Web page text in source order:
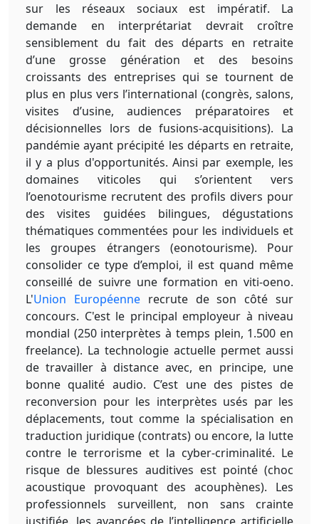
sur les réseaux sociaux est impératif. La
demande en interprétariat devrait croître
sensiblement du fait des départs en retraite
d’une grosse génération et des besoins
croissants des entreprises qui se tournent de
plus en plus vers l’international (congrès, salons,
visites d’usine, audiences préparatoires et
décisionnelles lors de fusions-acquisitions). La
pandémie ayant précipité les départs en retraite,
il y a plus d'opportunités. Ainsi par exemple, les
domaines viticoles qui s’orientent vers
l’oenotourisme recrutent des profils divers pour
des visites guidées bilingues, dégustations
thématiques commentées pour les individuels et
les groupes étrangers (eonotourisme). Pour
consolider ce type d’emploi, il est quand même
conseillé de suivre une formation en viti-oeno.
L'Union Européenne recrute de son côté sur
concours. C'est le principal employeur à niveau
mondial (250 interprètes à temps plein, 1.500 en
freelance). La technologie actuelle permet aussi
de travailler à distance avec, en principe, une
bonne qualité audio. C’est une des pistes de
reconversion pour les interprètes usés par les
déplacements, tout comme la spécialisation en
traduction juridique (contrats) ou encore, la lutte
contre le terrorisme et la cyber-criminalité. Le
risque de blessures auditives est pointé (choc
acoustique provoquant des acouphènes). Les
professionnels surveillent, non sans crainte